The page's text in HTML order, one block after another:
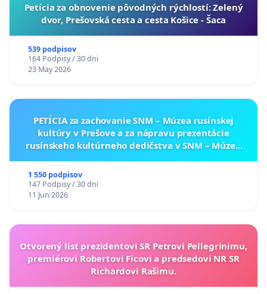
​Petícia za obnovenie pôvodných rýchlostí: Zelený
dvor, Prešovská cesta a cesta Košice - Šaca
539 podpisov
164 Podpisy / 30 dni
23 May 2026
PETÍCIA za zachovanie SNM – Múzea rusínskej
kultúry v Prešove a za nápravu prezentácie
rusínskeho kultúrneho dedičstva v SNM – Múzeu
1 550 podpisov
147 Podpisy / 30 dni
11 Jun 2026
Otvorený list prezidentovi SR Petrovi Pellegrinimu,
premiérovi Robertovi Ficovi a predsedovi NR SR
Richardovi Rašimu.